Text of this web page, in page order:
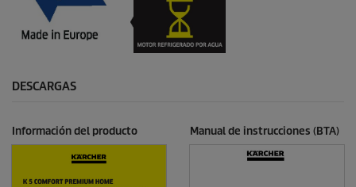
DESCARGAS
Información del producto Manual de instrucciones (BTA)